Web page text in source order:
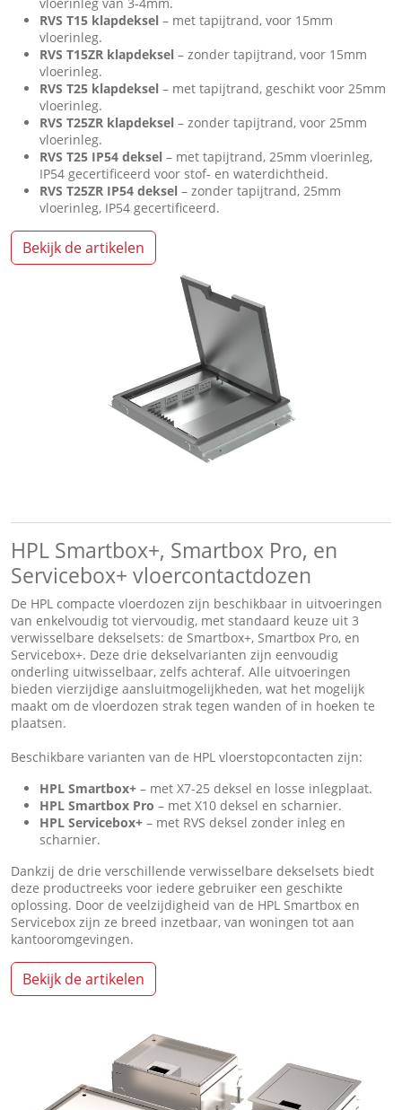
RVS T15 klapdeksel – met tapijtrand, voor 15mm
vloerinleg.
RVS T15ZR klapdeksel – zonder tapijtrand, voor 15mm
vloerinleg.
RVS T25 klapdeksel – met tapijtrand, geschikt voor 25mm
vloerinleg.
RVS T25ZR klapdeksel – zonder tapijtrand, voor 25mm
vloerinleg.
RVS T25 IP54 deksel – met tapijtrand, 25mm vloerinleg,
IP54 gecertificeerd voor stof- en waterdichtheid.
RVS T25ZR IP54 deksel – zonder tapijtrand, 25mm
vloerinleg, IP54 gecertificeerd.
Bekijk de artikelen
HPL Smartbox+, Smartbox Pro, en
Servicebox+ vloercontactdozen
De HPL compacte vloerdozen zijn beschikbaar in uitvoeringen
van enkelvoudig tot viervoudig, met standaard keuze uit 3
verwisselbare dekselsets: de Smartbox+, Smartbox Pro, en
Servicebox+. Deze drie dekselvarianten zijn eenvoudig
onderling uitwisselbaar, zelfs achteraf. Alle uitvoeringen
bieden vierzijdige aansluitmogelijkheden, wat het mogelijk
maakt om de vloerdozen strak tegen wanden of in hoeken te
plaatsen.
Beschikbare varianten van de HPL vloerstopcontacten zijn:
HPL Smartbox+ – met X7-25 deksel en losse inlegplaat.
HPL Smartbox Pro – met X10 deksel en scharnier.
HPL Servicebox+ – met RVS deksel zonder inleg en
scharnier.
Dankzij de drie verschillende verwisselbare dekselsets biedt
deze productreeks voor iedere gebruiker een geschikte
oplossing. Door de veelzijdigheid van de HPL Smartbox en
Servicebox zijn ze breed inzetbaar, van woningen tot aan
kantooromgevingen.
Bekijk de artikelen